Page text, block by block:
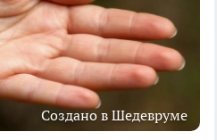
Создано в Шедевруме